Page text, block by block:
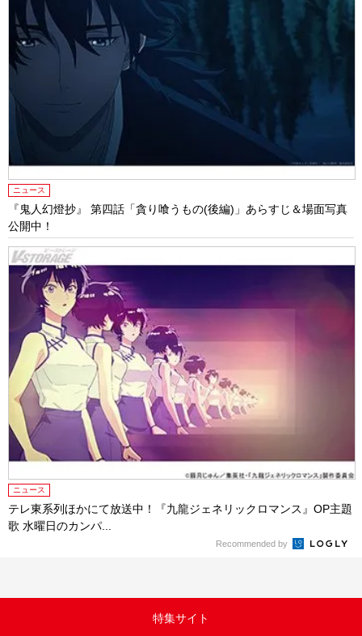
ニュース
『鬼人幻燈抄』 第四話「貪り喰うもの(後編)」あらすじ＆場面写真
公開中！
ニュース
テレ東系列ほかにて放送中！『九龍ジェネリックロマンス』OP主題
歌 水曜日のカンパ...
Recommended by
特集サイト